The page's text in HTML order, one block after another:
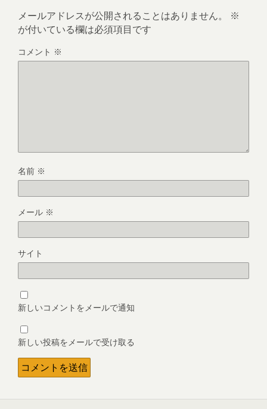
メールアドレスが公開されることはありません。
※
が付いている欄は必須項目です
コメント ※
名前 ※
メール ※
サイト
新しいコメントをメールで通知
新しい投稿をメールで受け取る